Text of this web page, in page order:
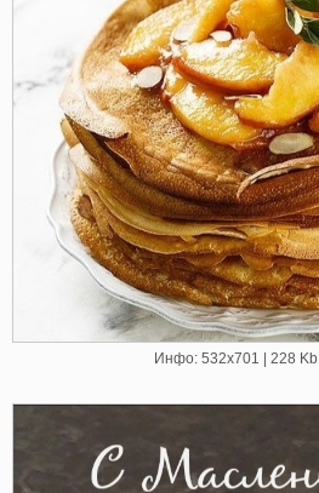
Инфо: 532х701 | 228 Kb